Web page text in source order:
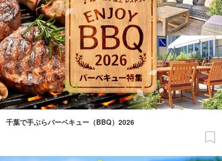
千葉で手ぶらバーベキュー（BBQ）2026